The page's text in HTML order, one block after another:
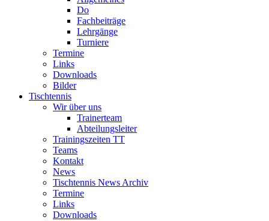
Do
Fachbeiträge
Lehrgänge
Turniere
Termine
Links
Downloads
Bilder
Tischtennis
Wir über uns
Trainerteam
Abteilungsleiter
Trainingszeiten TT
Teams
Kontakt
News
Tischtennis News Archiv
Termine
Links
Downloads